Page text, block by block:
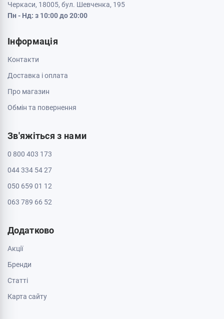
Черкаси, 18005, бул. Шевченка, 195
Пн - Нд: з 10:00 до 20:00
Інформація
Контакти
Доставка і оплата
Про магазин
Обмін та повернення
Зв'яжіться з нами
0 800 403 173
044 334 54 27
050 659 01 12
063 789 66 52
Додатково
Акції
Бренди
Cтатті
Карта сайту